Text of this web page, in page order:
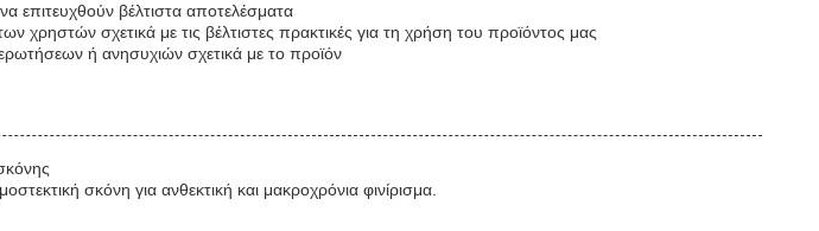
επιτευχθούν βέλτιστα αποτελέσματα
χρηστών σχετικά με τις βέλτιστες πρακτικές για τη χρήση του προϊόντος μας
ή ανησυχιών σχετικά με το προϊόν
σκόνη για ανθεκτική και μακροχρόνια φινίρισμα.